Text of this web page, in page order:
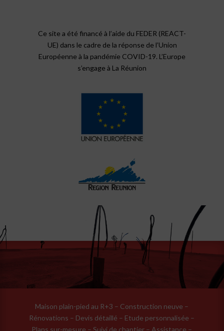
Ce site a été financé à l’aide du FEDER (REACT-
UE) dans le cadre de la réponse de l’Union
Européenne à la pandémie COVID-19. L’Europe
s’engage à La Réunion
Maison plain-pied au R+3 – Construction neuve –
Rénovations – Devis détaillé – Etude personnalisée –
Plans sur-mesure – Suivi de chantier – Assistance –